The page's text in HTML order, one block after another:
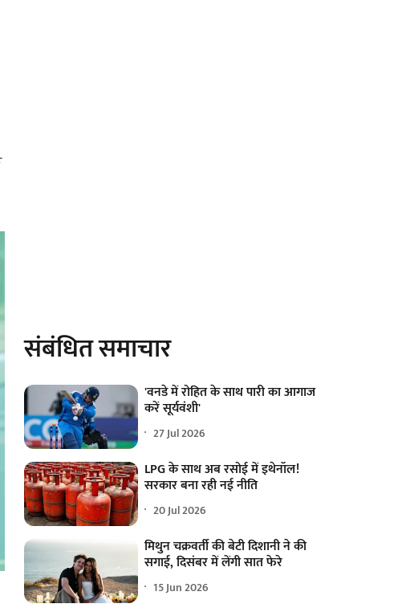
संबंधित समाचार
'वनडे में रोहित के साथ पारी का आगाज
करें सूर्यवंशी'
27 Jul 2026
LPG के साथ अब रसोई में इथेनॉल!
सरकार बना रही नई नीति
20 Jul 2026
मिथुन चक्रवर्ती की बेटी दिशानी ने की
सगाई, दिसंबर में लेंगी सात फेरे
15 Jun 2026